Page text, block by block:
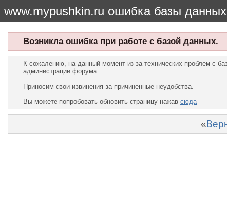
www.mypushkin.ru ошибка базы данных
Возникла ошибка при работе с базой данных.
К сожалению, на данный момент из-за технических проблем с
администрации форума.
Приносим свои извинения за причиненные неудобства.
Вы можете попробовать обновить страницу нажав сюда
«